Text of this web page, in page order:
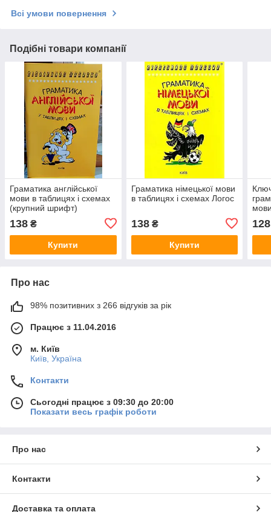
Всі умови повернення
Подібні товари компанії
Граматика англійської
мови в таблицях і схемах
(крупний шрифт)
138 ₴
Купити
Граматика німецької мови
в таблицях і схемах Логос
138₴
Купити
128
Про нас
98% позитивних з 266 відгуків за рік
Працює з 11.04.2016
м. Київ
Київ, Україна
Контакти
Сьогодні працює з 09:30 до 20:00
Показати весь графік роботи
Про нас
Контакти
Доставка та оплата